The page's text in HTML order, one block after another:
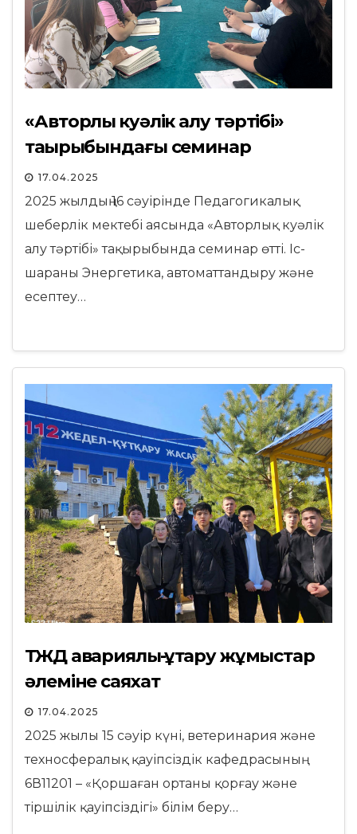
«Авторлық куәлік алу тәртібі»
тақырыбындағы семинар
17.04.2025
2025 жылдың 16 сәуірінде Педагогикалық
шеберлік мектебі аясында «Авторлық куәлік
алу тәртібі» тақырыбында семинар өтті. Іс-
шараны Энергетика, автоматтандыру және
есептеу…
ТЖД авариялық-құтқару жұмыстар
әлеміне саяхат
17.04.2025
2025 жылы 15 сәуір күні, ветеринария және
техносфералық қауіпсіздік кафедрасының
6В11201 – «Қоршаған ортаны қорғау және
тіршілік қауіпсіздігі» білім беру…